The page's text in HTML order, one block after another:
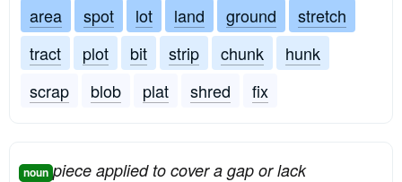
area
spot lot land ground
stretch
tract
plot bit strip chunk
hunk
scrap
blob plat shred fix
noun piece applied to cover a gap or lack